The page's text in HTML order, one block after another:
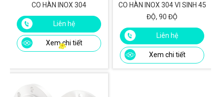
CO HÀN INOX 304
Liên hệ
Xem chi tiết
CO HÀN INOX 304 VI SINH 45
ĐỘ, 90 ĐỘ
Liên hệ
Xem chi tiết